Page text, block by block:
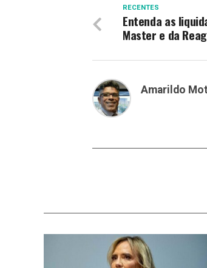
RECENTES
Entenda as
Master e da Reag
Amarildo